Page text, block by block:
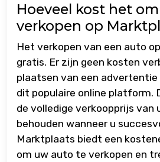
Hoeveel kost het
verkopen op
Het verkopen van een auto
gratis. Er zijn geen kosten
plaatsen van een advertentie
dit populaire online platform.
de volledige verkoopprijs van
behouden wanneer u
Marktplaats biedt een
om uw auto te verkopen en